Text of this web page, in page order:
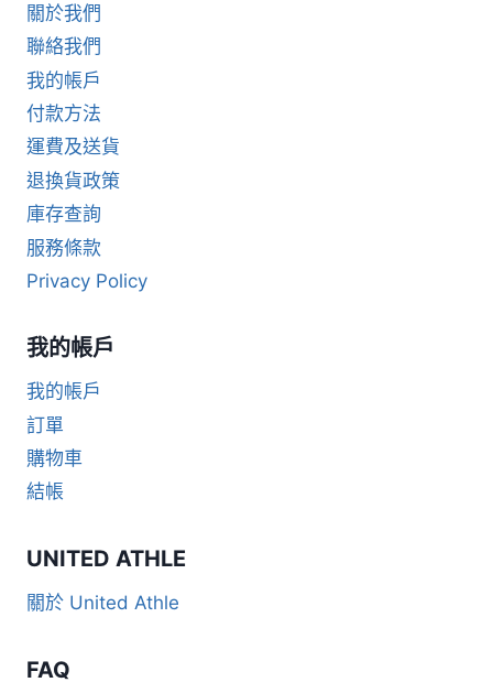
關於我們
聯絡我們
我的帳戶
付款方法
運費及送貨
退換貨政策
庫存查詢
服務條款
Privacy Policy
我的帳戶
我的帳戶
訂單
購物車
結帳
UNITED ATHLE
關於 United Athle
FAQ